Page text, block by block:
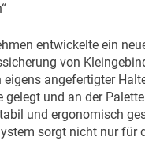
entwickelte ein
von
eigens angefertigter
gelegt und an der
und ergonomisch
sorgt nicht nur für